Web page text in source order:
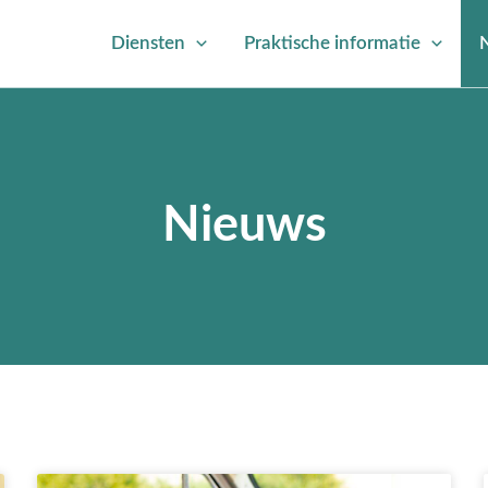
Diensten Praktische informatie
Nieuws
PaginaPaginaPagina Pagina Pagina